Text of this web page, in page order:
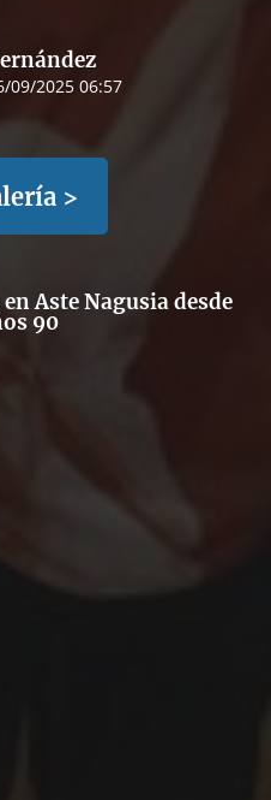
09/2025 06:57
>
Aste Nagusia desde
90